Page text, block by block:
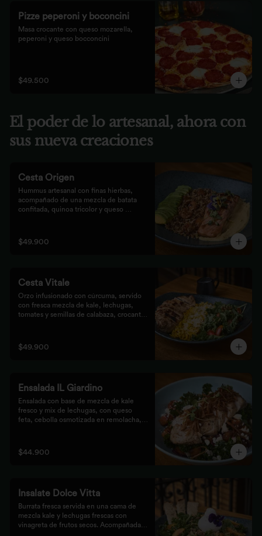
Pizze peperoni y boconcini
Masa crocante con queso mozarella,
peperoni y queso bocconcini
$49.500
El poder de lo artesanal, ahora con
sus nueva creaciones
Cesta Origen
Hummus artesanal con finas hierbas,
acompañado de una mezcla de batata
confitada, quinoa tricolor y queso
$49.900
Cesta Vitale
Orzo infusionado con cúrcuma, servido
con fresca mezcla de kale, lechugas,
tomates y semillas de calabaza, crocante
$49.900
Ensalada IL Giardino
Ensalada con base de mezcla de kale
fresco y mix de lechugas, con queso
feta, cebolla osmotizada en remolacha,
Pollo Romero y finalizada con cipolla
corcante.
$44.900
Insalate Dolce Vitta
Burrata fresca servida en una cama de
mezcla kale y lechugas frescas con
vinagreta de frutos secos. Acompañada